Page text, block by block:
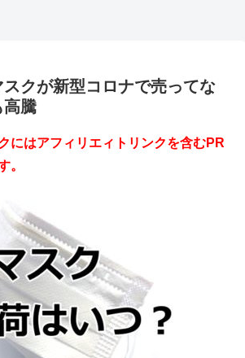
クが新型コロナで売ってな
高騰
にはアフィリエィトリンクを含むPR
。